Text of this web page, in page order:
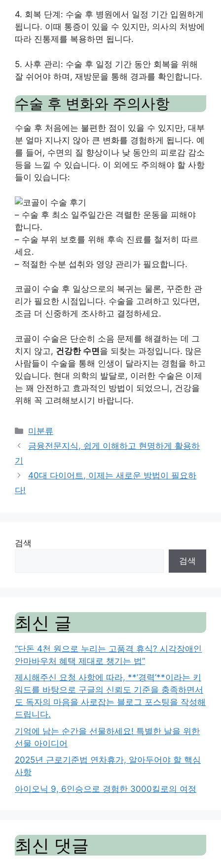
4. 회복 단계: 수술 후 병원에서 일정 기간 입원하게
됩니다. 이때 통증이 있을 수 있지만, 의사의 처방에
따라 진통제를 복용하면 됩니다.
5. 사후 관리: 수술 후 일정 기간 동안 회복을 위해
잘 쉬어야 하며, 재방문을 통해 경과를 확인합니다.
수술 후 변화와 주의사항
수술 후 처음에는 불편한 점이 있을 수 있지만, 대부
분 얼마 지나지 않아 큰 변화를 경험하게 됩니다. 예
를 들어, 수면의 질 향상이나 낮 동안의 피로감 감소
등을 느낄 수 있습니다. 이 외에도 주의해야 할 사항
들이 있습니다:
– 수술 후 최소 일주일간은 격렬한 운동을 피해야
합니다.
– 수술 부위 보호를 위해 후속 진료를 철저히 따르
세요.
– 적절한 수분 섭취와 영양 관리가 필요합니다.
코골이 수술 후 일상으로의 복귀는 물론, 꾸준한 관
리가 필요한 시점입니다. 수술을 고려하고 있다면,
조금 더 신중하게 조사하고 결정하세요.
코골이 수술은 단순히 소음 문제를 해결하는 데 그
치지 않고, 건강한 수면을 되찾는 과정입니다. 많은
사람들이 수술을 통해 인생이 달라지는 경험을 하고
있습니다. 현대 의학의 발달로, 이러한 수술은 이제
는 꽤 안전하고 효과적인 방법이 되었으니, 건강을
위해 꼭 고려해보시기 바랍니다.
Categories
미분류
금융전문지식, 쉽게 이해하고 현명하게 활용하
기
40대 다이어트, 이제는 새로운 방법이 필요하
다!
검색
검색
최신 글
“단돈 4천 원으로 누리는 고품격 휴식? 시각장애인
안마바우처 혜택 제대로 챙기는 법”
제시해주신 요청 사항에 따라, **’경력’**이라는 키
워드를 바탕으로 구글의 신뢰도 기준을 충족하면서
도 독자의 마음을 사로잡는 블로그 포스팅을 작성해
드립니다.
기억에 남는 순간을 선물하세요! 특별한 날을 위한
선물 아이디어
2025년 근로기준법 연차휴가, 알아두어야 할 핵심
사항
아이오닉 9, 6인승으로 경험한 3000킬로의 여정
최신 댓글